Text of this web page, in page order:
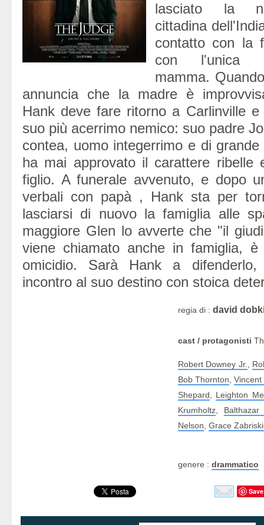
lasciato la
cittadina
contatto con la
con l'unica
mamma.
annuncia che la madre è
Hank deve fare ritorno a Carlinville
suo più acerrimo nemico: suo padre
contea, uomo integerrimo e di
ha mai approvato il carattere ribelle
figlio. A funerale avvenuto, e dopo
verbali con papà , Hank sta per
lasciarsi di nuovo la famiglia alle
maggiore Glen lo avverte che "il
viene chiamato anche in famiglia,
omicidio. Sarà Hank a
incontro al suo destino con stoica
regia di : david
cast / protagonisti
Robert Downey Jr.
Bob Thornton Vincent
Shepard
Leighton
Krumholtz
Balthazar
Nelson Grace
genere : drammatico
Save